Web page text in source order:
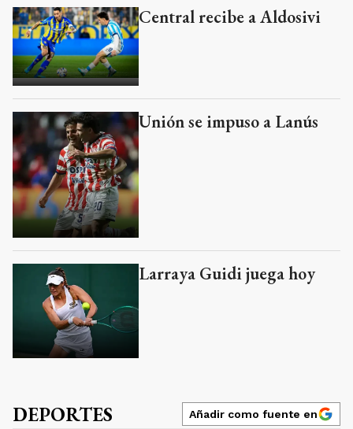
Central recibe a Aldosivi
Unión se impuso a Lanús
Larraya Guidi juega hoy
DEPORTES Añadir como fuente en